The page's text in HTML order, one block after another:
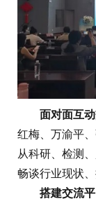
面对面互动
红梅、万渝平
从科研、检测
畅谈行业现状、
搭建交流平